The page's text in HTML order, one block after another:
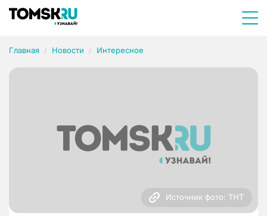
Главная Новости Интересное
Источник фото: ТНТ